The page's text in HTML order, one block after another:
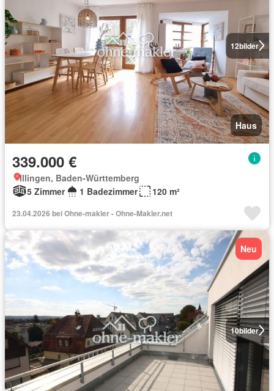
12bilder
Haus
339.000 €
Illingen, Baden-Württemberg
5 Zimmer
1 Badezimmer 120 m²
23.04.2026 bei Ohne-makler - Ohne-Makler.net
10bilder
Neu